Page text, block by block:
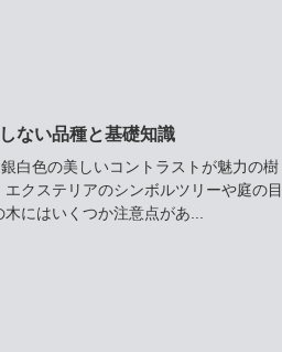
ない品種と基礎知識
白色の美しいコントラストが魅力の樹
クステリアのシンボルツリーや庭の目
にはいくつか注意点があ...